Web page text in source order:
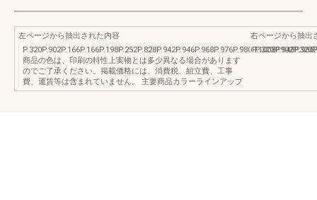
左ページから抽出された内容
商品の色は、印刷の特性上実物とは多少異なる場合があります
のでご了承ください。掲載価格には、消費税、組立費、工事
費、運賃等は含まれていません。 主要商品カラーラインアップ
右ページから抽出